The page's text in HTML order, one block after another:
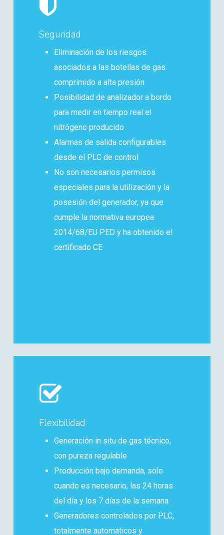
Seguridad
Eliminación de los riesgos
asociados a las botellas de gas
comprimido a alta presión
Posibilidad de analizador a bordo
para medir en tiempo real el
nitrógeno producido
Alarmas de salida configurables
desde el PLC de control
No son necesarios permisos
especiales para la utilización y la
posesión del generador, ya que
cumple la normativa europea
2014/68/EU PED y ha obtenido el
certificado CE
Flexibilidad
Generación in situ de gas técnico,
con pureza regulable
Producción bajo demanda, solo
cuando es necesario, las 24 horas
del día y los 7 días de la semana
Generadores controlados por PLC,
totalmente automáticos y